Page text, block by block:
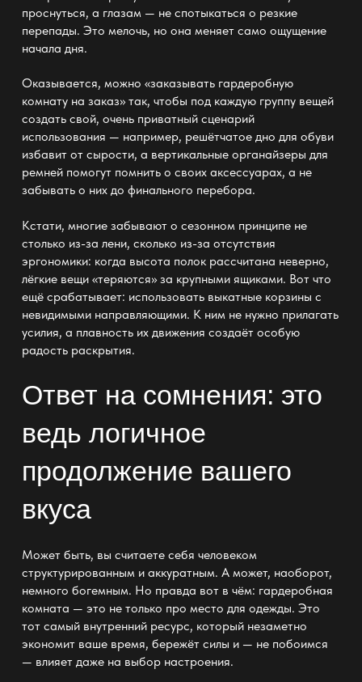
проснуться, а глазам — не спотыкаться о резкие
перепады. Это мелочь, но она меняет само ощущение
начала дня.
Оказывается, можно «заказывать гардеробную
комнатуна заказ» так, чтобы под каждую группу вещей
создать свой, очень приватный сценарий
использования — например, решётчатое дно для обуви
избавит от сырости, а вертикальные органайзеры для
ремней помогут помнить о своих аксессуарах, а не
забывать о них до финального перебора.
Кстати, многие забывают о сезонном принципе не
столько из-за лени, сколько из-за отсутствия
эргономики: когда высота полок рассчитана неверно,
лёгкие вещи «теряются» за крупными ящиками. Вот что
ещё срабатывает: использовать выкатные корзины с
невидимыми направляющими. К ним не нужно прилагать
усилия, а плавность их движения создаёт особую
радость раскрытия.
Ответ на сомнения: это
ведь логичное
продолжение вашего
вкуса
Может быть, вы считаете себя человеком
структурированным и аккуратным. А может, наоборот,
немного богемным. Но правда вот в чём: гардеробная
комната — это не только про место для одежды. Это
тот самый внутренний ресурс, который незаметно
экономит ваше время, бережёт силы и — не побоимся
— влияет даже на выбор настроения.